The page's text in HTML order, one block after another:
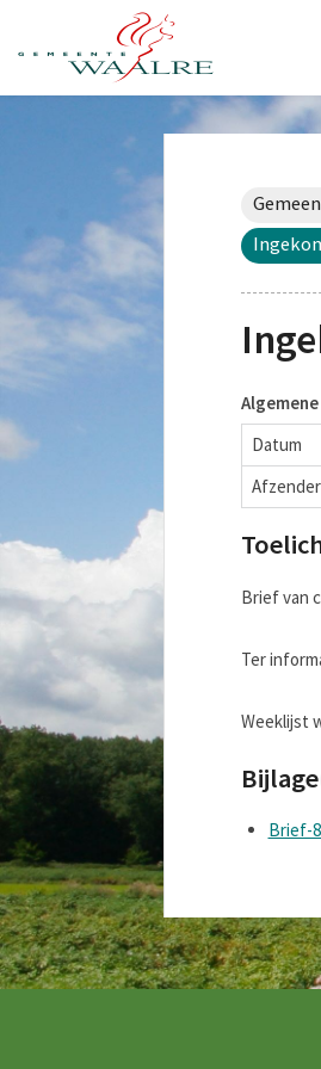
Datum
Afzender
Brief van
Ter
Weeklijst
Brief-